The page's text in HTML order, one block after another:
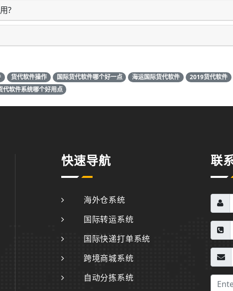
?
货代软件操作 国际货代软件哪个好一点 海运国际货代软件
2019货代软件
代软件系统哪个好用点
快速导航
海外仓系统
国际转运系统
国际快递打单系统
跨境商城系统
自动分拣系统
联